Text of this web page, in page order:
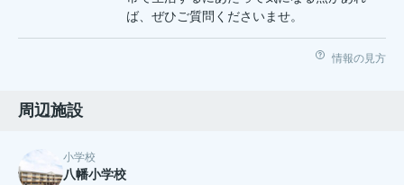
ば、ぜひご質問くださいませ。
情報の見方
周辺施設
小学校
八幡小学校